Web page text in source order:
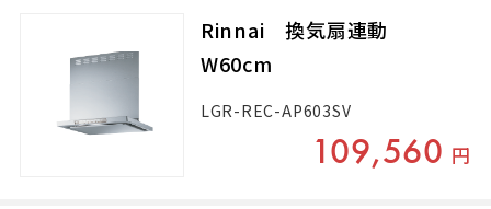
Rinnai 換気扇連動
W60cm
LGR-REC-AP603SV
109,560 円